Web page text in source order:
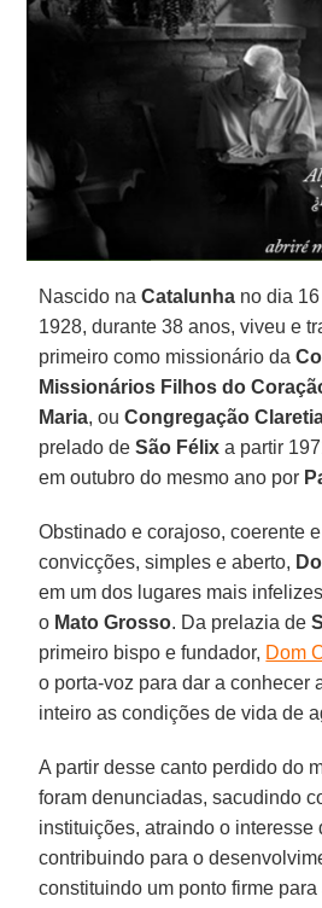
Nascido naCatalunha no dia
1928, durante 38 anos, viveu e
primeiro como missionário da
Missionários Filhos do
Maria, ouCongregação
prelado deSão Félix a partir
em outubro do mesmo ano por
Obstinado e corajoso, coerente
convicções, simples e aberto,
em um dos lugares mais
o Mato Grosso. Da prelazia de
primeiro bispo e fundador, Dom
o porta-voz para dar a conhecer
inteiro as condições de vida de
A partir desse canto perdido do
foram denunciadas, sacudindo
instituições, atraindo o interesse
contribuindo para o
constituindo um ponto firme